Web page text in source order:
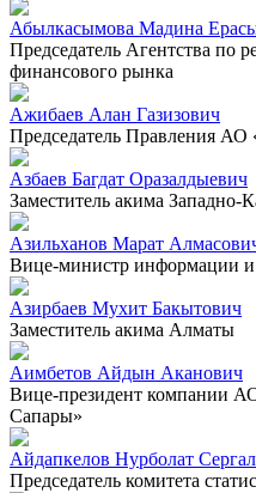
Абылкасымова Мадина
Председатель Агентства по
финансового рынка
Ажибаев Алан Газизович
Председатель Правления АО
Азбаев Багдат Оразалдыевич
Заместитель акима Западно-
Азильханов Марат
Вице-министр информации и
Азирбаев Мухит Бакытович
Заместитель акима Алматы
Аимбетов Айдын Аканович
Вице-президент компании
Сапары»
Айдапкелов Нурболат
Председатель комитета